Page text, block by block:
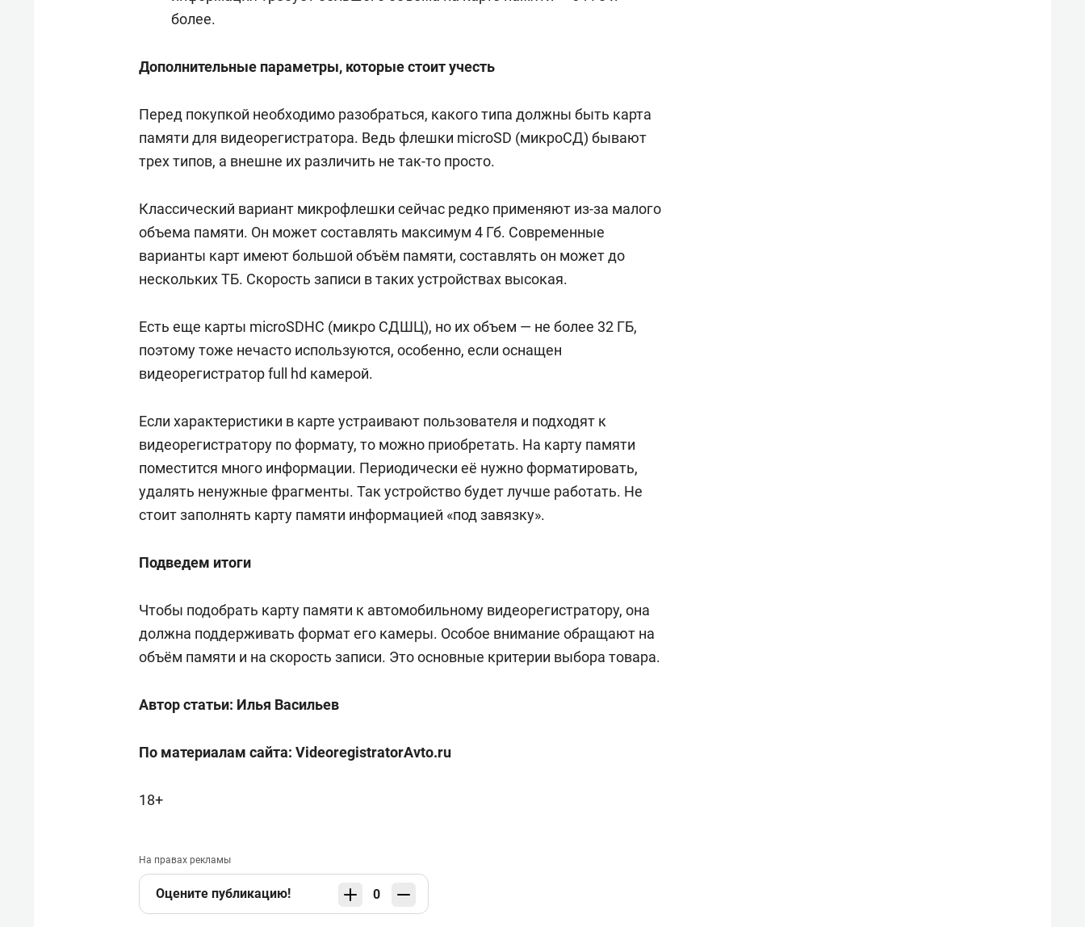
более.
Дополнительные параметры, которые стоит учесть
Перед покупкой необходимо разобраться, какого типа должны быть карта
памяти для видеорегистратора. Ведь флешки microSD (микроСД) бывают
трех типов, а внешне их различить не так-то просто.
Классический вариант микрофлешки сейчас редко применяют из-за малого
объема памяти. Он может составлять максимум 4 Гб. Современные
варианты карт имеют большой объём памяти, составлять он может до
нескольких ТБ. Скорость записи в таких устройствах высокая.
Есть еще карты microSDHC (микро СДШЦ), но их объем — не более 32 ГБ,
поэтому тоже нечасто используются, особенно, если оснащен
видеорегистратор full hd камерой.
Если характеристики в карте устраивают пользователя и подходят к
видеорегистратору по формату, то можно приобретать. На карту памяти
поместится много информации. Периодически её нужно форматировать,
удалять ненужные фрагменты. Так устройство будет лучше работать. Не
стоит заполнять карту памяти информацией «под завязку».
Подведем итоги
Чтобы подобрать карту памяти к автомобильному видеорегистратору, она
должна поддерживать формат его камеры. Особое внимание обращают на
объём памяти и на скорость записи. Это основные критерии выбора товара.
Автор статьи: Илья Васильев
По материалам сайта: VideoregistratorAvto.ru
18+
На правах рекламы
Оцените публикацию! 0